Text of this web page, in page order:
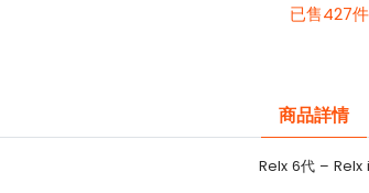
已售427件
商品詳情
Relx 6代 – Relx